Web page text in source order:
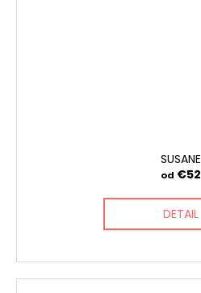
SUSANE
od €52
DETAIL